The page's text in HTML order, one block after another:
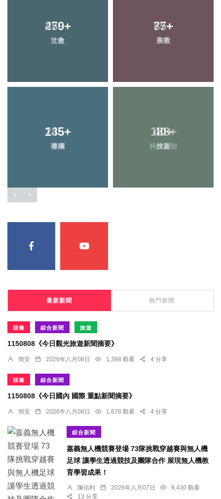
270+
文教
77+
宗教
245+
健康
188+
旅遊
459+
社會
85+
農業
135+
專欄
40+
科技新知
最新新聞 熱門新聞
頭條 綜合新聞 旅遊
1150808《今日觀光旅遊新聞摘要》
簡安 2026年八月08日 1,398 觀看 4 分享
頭條 綜合新聞
1150808《今日國內 國際 重點新聞摘要》
簡安 2026年八月08日 1,678 觀看 4 分享
綜合新聞
嘉義無人機競賽登場 73隊挑戰穿越賽與無人機
足球 讓學生透過競技及團隊合作 展現無人機教
育學習成果！
陳信利 2026年八月07日
9,430 觀看
13 分享